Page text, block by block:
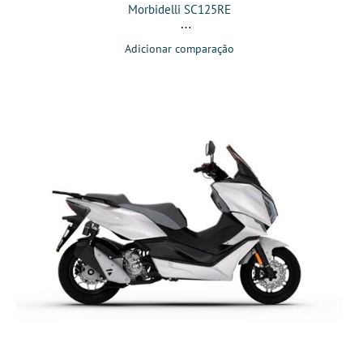
Morbidelli SC125RE
Adicionar comparação